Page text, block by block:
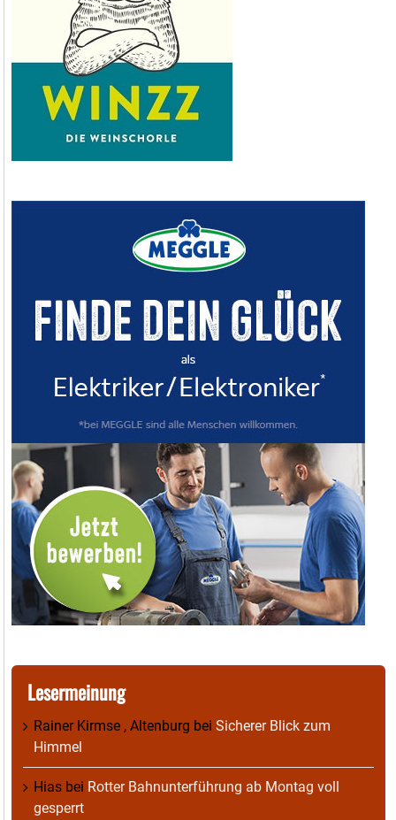
Lesermeinung
Rainer Kirmse , Altenburg bei Sicherer Blick zum
Himmel
Hias bei Rotter Bahnunterführung ab Montag voll
gesperrt